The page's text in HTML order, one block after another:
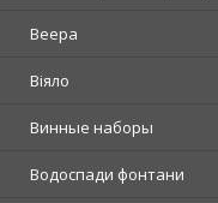
Веера
Віяло
Винные наборы
Водоспади фонтани